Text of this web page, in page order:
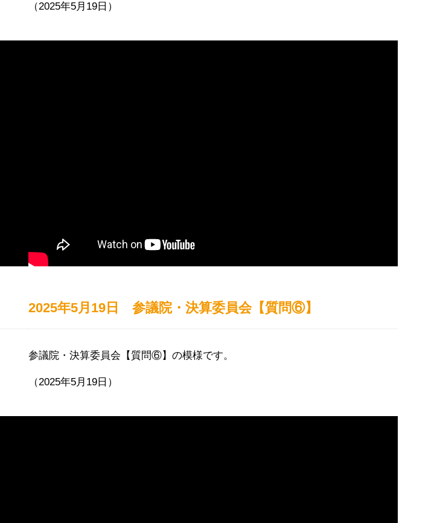
（2025年5月19日）
2025年5月19日 参議院・決算委員会【質問⑥】
参議院・決算委員会【質問⑥】の模様です。
（2025年5月19日）